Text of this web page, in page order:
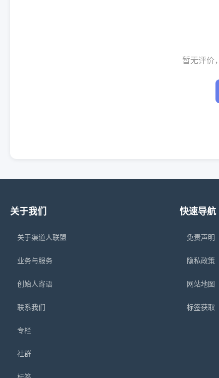
暂无评价
关于我们
关于渠道人联盟
业务与服务
创始人寄语
联系我们
专栏
社群
快速导航
免责声明
隐私政策
网站地图
标签获取